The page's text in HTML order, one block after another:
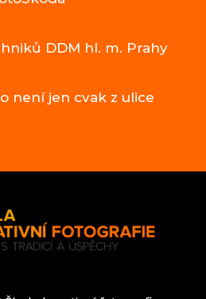
DDM hl. m. Prahy
není jen cvak z ulice